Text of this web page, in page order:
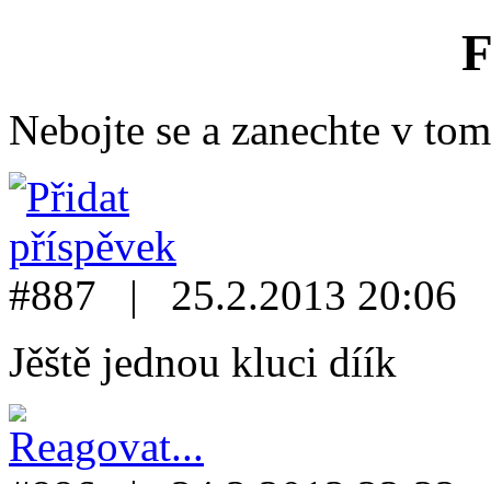
Nebojte se a zanechte v
#887 | 25.2.2013
Jěště jednou kluci díík